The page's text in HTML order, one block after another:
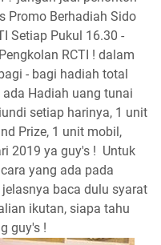
Promo Berhadiah Sido
Setiap Pukul 16.30 -
RCTI ! dalam
- bagi hadiah total
Hadiah uang tunai
setiap harinya, 1 unit
Prize, 1 unit mobil,
2019 ya guy's ! Untuk
yang ada pada
baca dulu syarat
ikutan, siapa tahu
guy's !